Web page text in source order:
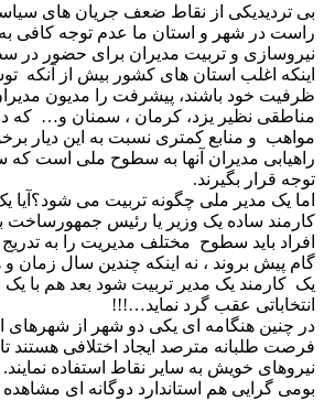
بی تردیدیکی از نقاط ضعف جریان های
راست در شهر و استان ما عدم توجه کافی
نیروسازی و تربیت مدیران برای حضور در
اینکه اغلب استان های کشور بیش از آنکه
ظرفیت خود باشند، پیشرفت را مدیون
مناطقی نظیر یزد، کرمان ، سمنان و… که
مواهب و منابع کمتری نسبت به این دیار
راهیابی مدیران آنها به سطوح ملی است
توجه قرار بگیرند.
اما یک مدیر ملی چگونه تربیت می شود؟آیا
کارمند ساده یک وزیر یا رئیس جمهورساخت
افراد باید سطوح مختلف مدیریت را به
گام پیش بروند ، نه اینکه چندین سال زمان
یک کارمند یک مدیر تربیت شود بعد هم با یک
انتخاباتی عقب گرد نماید…!!!
در چنین هنگامه ای یکی دو شهر از شهرهای
فرصت طلبانه مترصد ایجاد اختلافی هستند
نیروهای خویش به سایر نقاط استفاده
بومی گرایی هم استاندارد دوگانه ای